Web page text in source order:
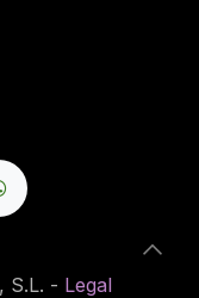
S.L. - Legal